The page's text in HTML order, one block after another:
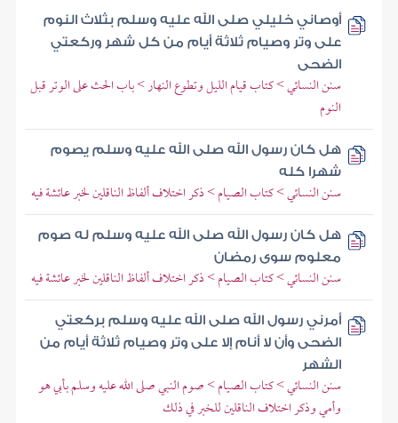
أوصاني خليلي صلى الله عليه وسلم بثلاث النوم
على وتر وصيام ثلاثة أيام من كل شهر وركعتي
الضحى
سنن النسائي > كتاب قيام الليل وتطوع النهار > باب الحث على الوتر قبل
النوم
هل كان رسول الله صلى الله عليه وسلم يصوم
شهرا كله
سنن النسائي > كتاب الصيام > ذكر اختلاف ألفاظ الناقلين لخبر عائشة فيه
هل كان رسول الله صلى الله عليه وسلم له صوم
معلوم سوى رمضان
سنن النسائي > كتاب الصيام > ذكر اختلاف ألفاظ الناقلين لخبر عائشة فيه
أمرني رسول الله صلى الله عليه وسلم بركعتي
الضحى وأن لا أنام إلا على وتر وصيام ثلاثة أيام من
الشهر
سنن النسائي > كتاب الصيام > صوم النبي صلى الله عليه وسلم بأبي هو
وأمي وذكر اختلاف الناقلين للخبر في ذلك